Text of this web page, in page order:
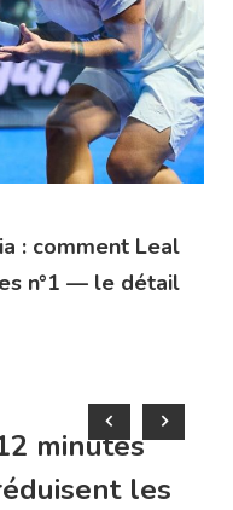
: comment Leal
n°1 — le détail
minutes
les